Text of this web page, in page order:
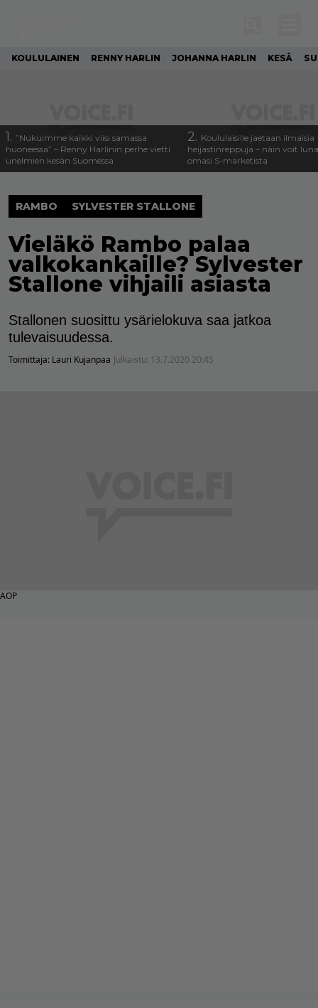
KOULULAINEN RENNY HARLIN JOHANNA HARLIN KESÄ
1. ”Nukuimme kaikki viisi samassa
huoneessa” – Renny Harlinin perhe vietti
unelmien kesän Suomessa
2. Koululaisille jaetaan ilmaisia
heijastinreppuja – näin voit
omasi S-marketista
RAMBO SYLVESTER STALLONE
Vieläkö Rambo palaa
valkokankaille? Sylvester
Stallone vihjaili asiasta
Stallonen suosittu ysärielokuva saa jatkoa
tulevaisuudessa.
Toimittaja: Lauri Kujanpaa Julkaistu: 13.7.2020 20:45
AOP